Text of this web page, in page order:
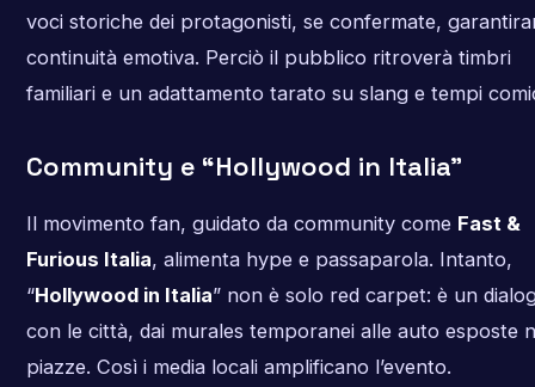
voci storiche dei protagonisti, se confermate,
continuità emotiva. Perciò il pubblico ritroverà timbri
familiari e un adattamento tarato su slang e tempi
Community e “Hollywood in Italia”
Il movimento fan, guidato da community come Fast &
Furious Italia, alimenta hype e passaparola. Intanto,
“Hollywood in Italia” non è solo red carpet: è un
con le città, dai murales temporanei alle auto esposte
piazze. Così i media locali amplificano l’evento.